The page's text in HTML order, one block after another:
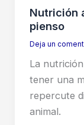
Nutrición
pienso
Deja un
La
tener una
repercute
animal.